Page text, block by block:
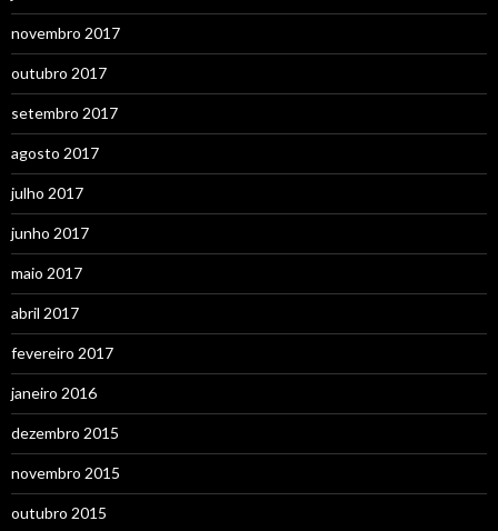
novembro 2017
outubro 2017
setembro 2017
agosto 2017
julho 2017
junho 2017
maio 2017
abril 2017
fevereiro 2017
janeiro 2016
dezembro 2015
novembro 2015
outubro 2015